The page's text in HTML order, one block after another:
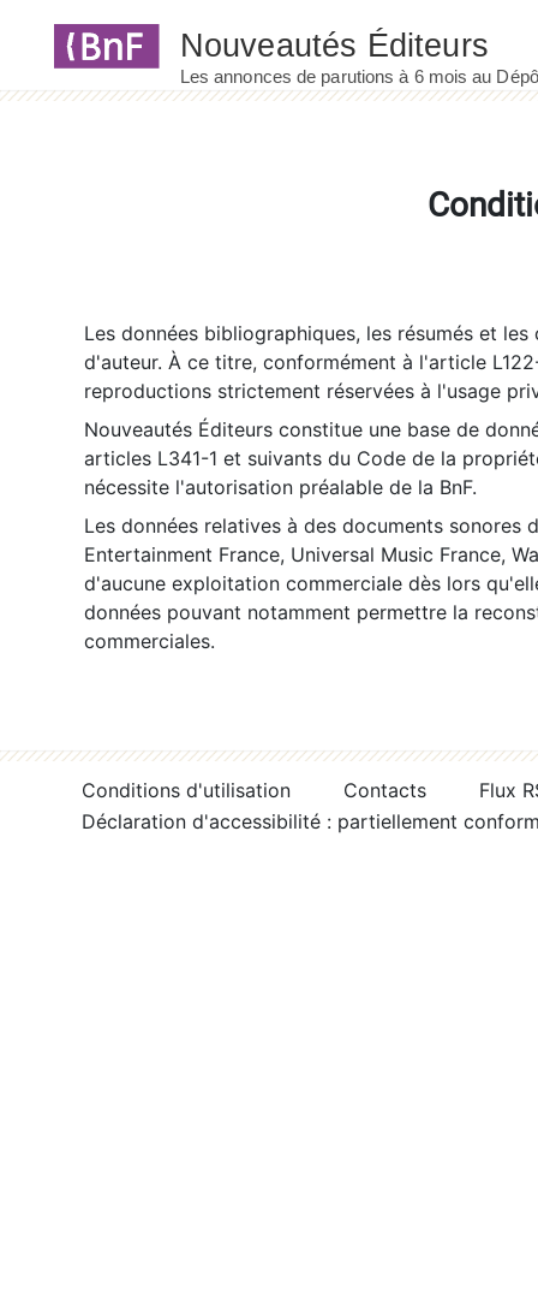
Les données bibliographiques, les résumés et
d'auteur. À ce titre, conformément à l'article
reproductions strictement réservées à l'usage
Nouveautés Éditeurs constitue une base de
articles L341-1 et suivants du Code de la
nécessite l'autorisation préalable de la BnF.
Les données relatives à des documents sonores
Entertainment France, Universal Music France,
d'aucune exploitation commerciale dès lors
données pouvant notamment permettre la
commerciales.
Conditions d'utilisation Contacts
Flux
Déclaration d'accessibilité : partiellement